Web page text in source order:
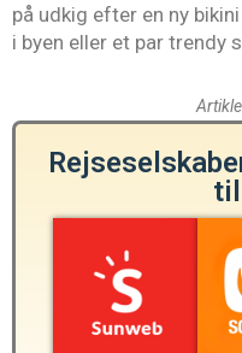
på udkig efter en ny
i byen eller et par trendy